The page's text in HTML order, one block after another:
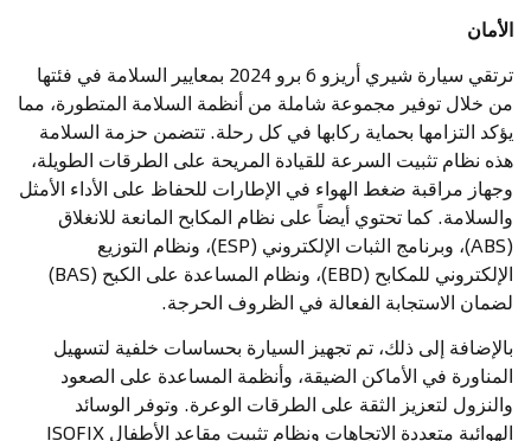
الأمان
ترتقي سيارة شيري أريزو 6 برو 2024 بمعايير السلامة في فئتها
من خلال توفير مجموعة شاملة من أنظمة السلامة المتطورة، مما
يؤكد التزامها بحماية ركابها في كل رحلة. تتضمن حزمة السلامة
هذه نظام تثبيت السرعة للقيادة المريحة على الطرقات الطويلة،
وجهاز مراقبة ضغط الهواء في الإطارات للحفاظ على الأداء الأمثل
والسلامة. كما تحتوي أيضاً على نظام المكابح المانعة للانغلاق
(ABS)، وبرنامج الثبات الإلكتروني (ESP)، ونظام التوزيع
الإلكتروني للمكابح (EBD)، ونظام المساعدة على الكبح (BAS)
لضمان الاستجابة الفعالة في الظروف الحرجة.
بالإضافة إلى ذلك، تم تجهيز السيارة بحساسات خلفية لتسهيل
المناورة في الأماكن الضيقة، وأنظمة المساعدة على الصعود
والنزول لتعزيز الثقة على الطرقات الوعرة. وتوفر الوسائد
الهوائية متعددة الاتجاهات ونظام تثبيت مقاعد الأطفال ISOFIX